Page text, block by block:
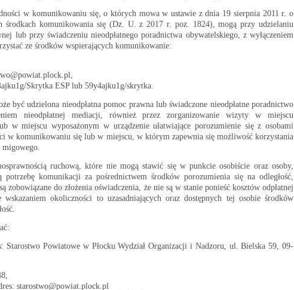
w komunikowaniu się, o których mowa w ustawie z dnia 19 sierpnia 2011 r. o
komunikowania się (Dz. U. z 2017 r. poz. 1824), mogą przy udzielaniu
lub przy świadczeniu nieodpłatnego poradnictwa obywatelskiego, z wyłączeniem
ze środków wspierających komunikowanie:
Skrytka ESP lub 59y4ajku1g/skrytka.
być udzielona nieodpłatna pomoc prawna lub świadczone nieodpłatne poradnictwo
nieodpłatnej mediacji, również przez zorganizowanie wizyty w miejscu
w miejscu wyposażonym w urządzenie ułatwiające porozumienie się z osobami
w komunikowaniu się lub w miejscu, w którym zapewnia się możliwość korzystania
ruchową, które nie mogą stawić się w punkcie osobiście oraz osoby,
potrzebę komunikacji za pośrednictwem środków porozumienia się na odległość,
zobowiązane do złożenia oświadczenia, że nie są w stanie ponieść kosztów odpłatnej
okoliczności to uzasadniających oraz dostępnych tej osobie środków
Starostwo Powiatowe w Płocku Wydział Organizacji i Nadzoru, ul. Bielska 59, 09-
starostwo@powiat.plock.pl